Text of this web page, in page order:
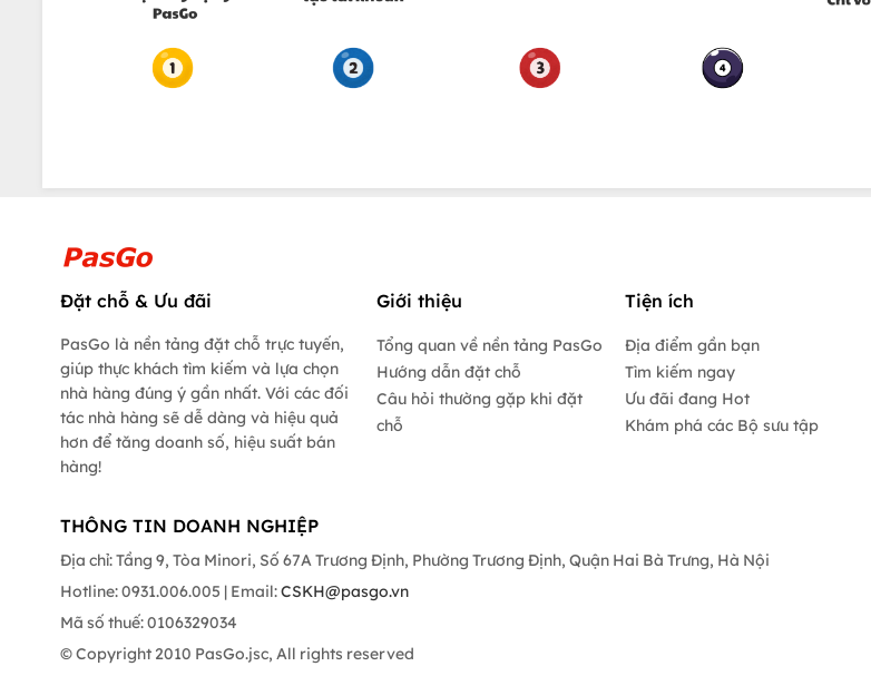
Đặt chỗ & Ưu đãi
PasGo là nền tảng đặt chỗ trực tuyến,
giúp thực khách tìm kiếm và lựa chọn
nhà hàng đúng ý gần nhất. Với các đối
tác nhà hàng sẽ dễ dàng và hiệu quả
hơn để tăng doanh số, hiệu suất bán
hàng!
Giới thiệu
Tổng quan về nền tảng PasGo
Hướng dẫn đặt chỗ
Câu hỏi thường gặp khi đặt
chỗ
Tiện ích
Địa điểm gần bạn
Tìm kiếm ngay
Ưu đãi đang Hot
Khám phá các Bộ sưu tập
THÔNG TIN DOANH NGHIỆP
Địa chỉ: Tầng 9, Tòa Minori, Số 67A Trương Định, Phường Trương Định, Quận Hai Bà Trưng, Hà Nội
Hotline: 0931.006.005 | Email:CSKH@pasgo.vn
Mã số thuế: 0106329034
© Copyright 2010 PasGo.jsc, All rights reserved